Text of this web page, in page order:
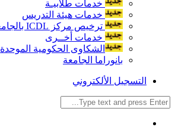
خدمات طلابيـة
خدمات هيئة التدريس
ترخيص مركز ICDL بالجامعة
خدمات أخــرى
الشكاوى الحكومية الموحدة
بانوراما الجامعة
التسجيل الألكتروني